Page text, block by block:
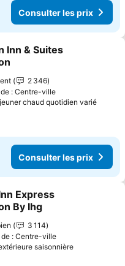
Consulter les prix
à mes favoris
Inn & Suites
2 346
: Centre-ville
chaud quotidien varié
Consulter les prix
à mes favoris
Express
By Ihg
3 114
: Centre-ville
saisonnière